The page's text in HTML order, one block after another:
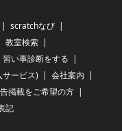
scratchなび
教室検索
習い事診断をする
ービス)
会社案内
掲載をご希望の方
記